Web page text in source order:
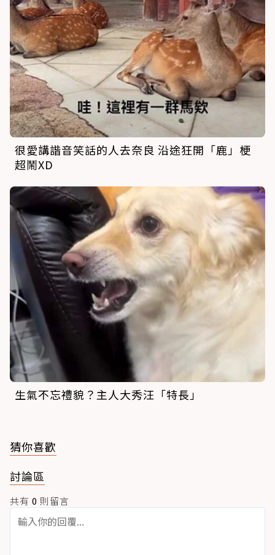
很愛講諧音笑話的人去奈良 沿途狂開「鹿」梗
超鬧XD
生氣不忘禮貌？主人大秀汪「特長」
猜你喜歡
討論區
共有 0 則留言